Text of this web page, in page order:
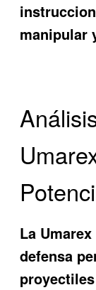
manipular
La
defensa